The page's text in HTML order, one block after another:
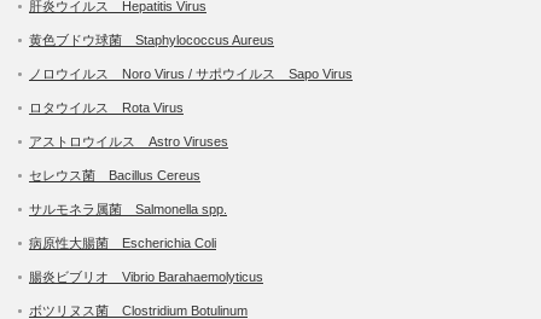
肝炎ウイルス Hepatitis Virus
黄色ブドウ球菌 Staphylococcus Aureus
ノロウイルス Noro Virus / サポウイルス Sapo Virus
ロタウイルス Rota Virus
アストロウイルス Astro Viruses
セレウス菌 Bacillus Cereus
サルモネラ属菌 Salmonella spp.
病原性大腸菌 Escherichia Coli
腸炎ビブリオ Vibrio Barahaemolyticus
ボツリヌス菌 Clostridium Botulinum